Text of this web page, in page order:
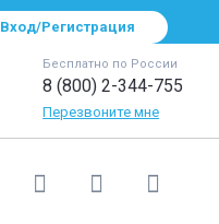
Вход/Регистрация
Бесплатно по России
8 (800) 2-344-755
Перезвоните мне